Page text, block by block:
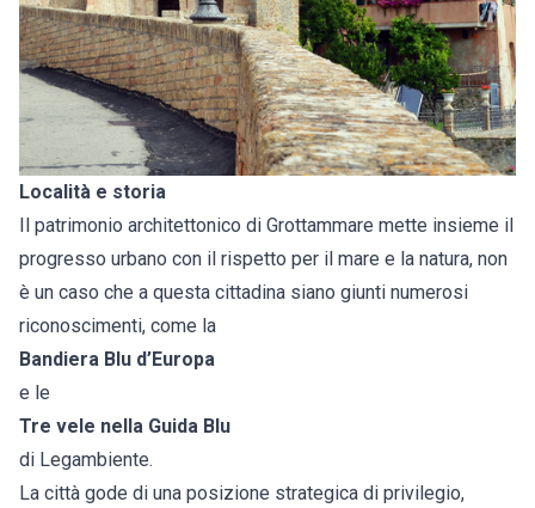
Località e storia
Il patrimonio architettonico di Grottammare mette insieme il
progresso urbano con il rispetto per il mare e la natura, non
è un caso che a questa cittadina siano giunti numerosi
riconoscimenti, come la
Bandiera Blu d’Europa
e le
Tre vele nella Guida Blu
di Legambiente.
La città gode di una posizione strategica di privilegio,